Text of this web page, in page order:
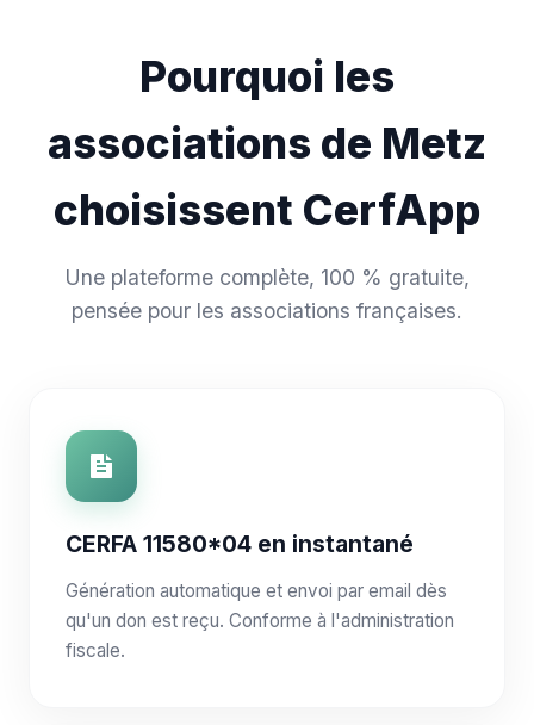
Pourquoi les
associations de Metz
choisissent CerfApp
Une plateforme complète, 100 % gratuite,
pensée pour les associations françaises.
CERFA 11580*04 en instantané
Génération automatique et envoi par email dès
qu'un don est reçu. Conforme à l'administration
fiscale.